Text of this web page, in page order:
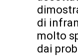
di
molto
dai